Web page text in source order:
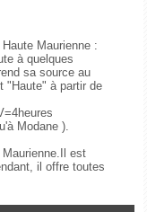
Maurienne :
à quelques
sa source au
"Haute" à partir de
Modane ).
est
il offre toutes